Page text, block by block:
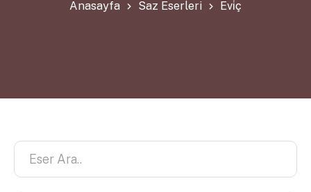
Anasayfa Saz Eserleri Evi̇ç